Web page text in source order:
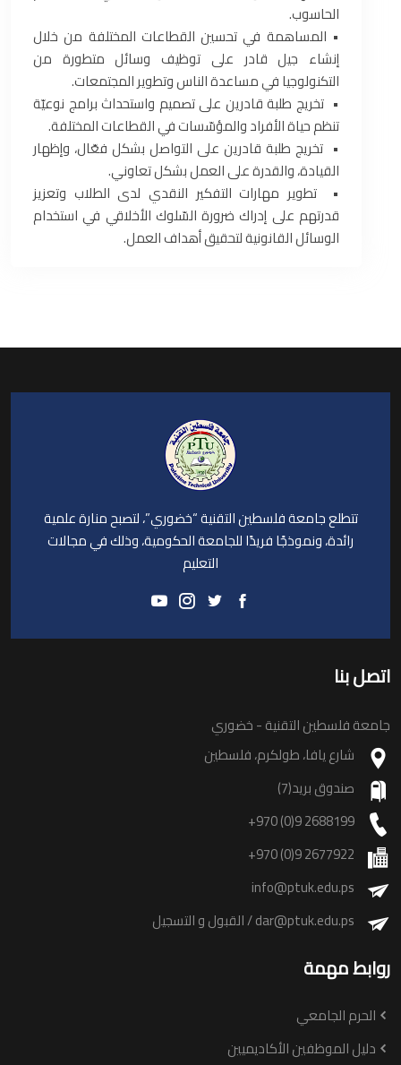
الحاسوب.‏
‏•‏ المساهمة في تحسين القطاعات المختلفة من خلال
إنشاء جيل قادر على توظيف وسائل متطورة من
التكنولوجيا في ‏مساعدة الناس وتطوير المجتمعات‎.‎
‏•‏ ‎ ‎تخريج طلبة قادرين على تصميم واستحداث برامج نوعيّة
تنظم حياة الأفراد والمؤسّسات في القطاعات المختلفة‎.‎
‏•‏ ‎ ‎تخريج طلبة قادرين على التواصل بشكل فعّال، وإظهار
القيادة، والقدرة على العمل بشكل تعاوني‎.‎
‏•‏ ‎ ‎تطوير مهارات التفكير النقدي لدى الطلاب وتعزيز
قدرتهم على إدراك ضرورة السّلوك الأخلاقي في استخدام
الوسائل ‏القانونية لتحقيق أهداف العمل‎.‎
تتطلع جامعة فلسطين التقنية “خضوري”، لتصبح منارة علمية
رائدة، ونموذجًا فريدًا للجامعة الحكومية، وذلك في مجالات
التعليم
اتصل بنا
جامعة فلسطين التقنية - خضوري
شارع يافا، طولكرم، فلسطين
صندوق بريد(7)
+970 (0)9 2688199
+970 (0)9 2677922
info@ptuk.edu.ps
dar@ptuk.edu.ps/ القبول و التسجيل
روابط مهمة
الحرم الجامعي
دليل الموظفين الأكاديميين